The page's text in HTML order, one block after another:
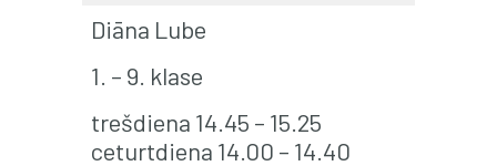
Diāna Lube
1. – 9. klase
trešdiena 14.45 – 15.25
ceturtdiena 14.00 – 14.40